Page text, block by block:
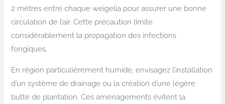
2 mètres entre chaque weigelia pour assurer une bonne
circulation de l’air. Cette précaution limite
considérablement la propagation des infections
fongiques.
En région particulièrement humide, envisagez l’installation
d’un système de drainage ou la création d’une légère
butte de plantation. Ces aménagements évitent la